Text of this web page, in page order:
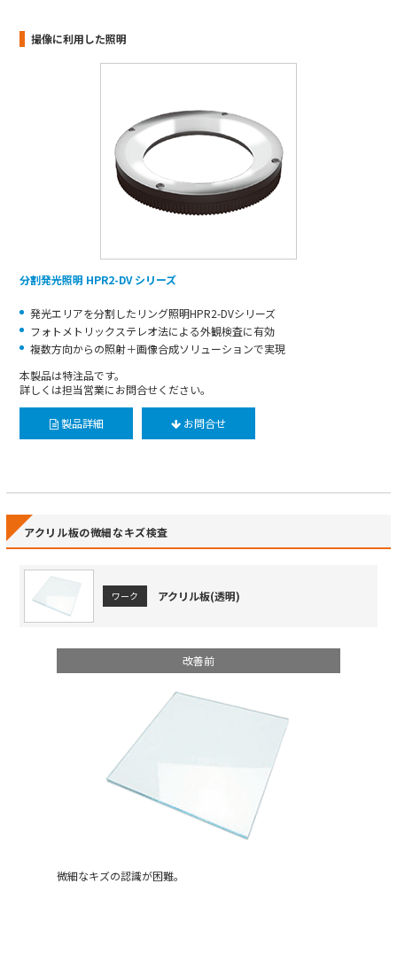
撮像に利用した照明
分割発光照明 HPR2-DV シリーズ
発光エリアを分割したリング照明HPR2-DVシリーズ
フォトメトリックステレオ法による外観検査に有効
複数方向からの照射＋画像合成ソリューションで実現
本製品は特注品です。
詳しくは担当営業にお問合せください。
製品詳細 お問合せ
アクリル板の微細なキズ検査
ワーク アクリル板(透明)
改善前
微細なキズの認識が困難。